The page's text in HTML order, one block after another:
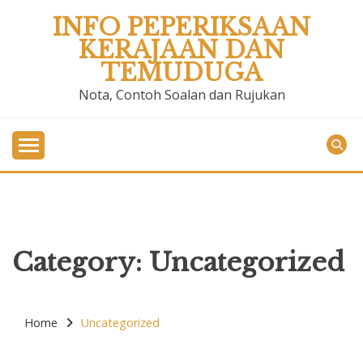
INFO PEPERIKSAAN
KERAJAAN DAN
TEMUDUGA
Nota, Contoh Soalan dan Rujukan
Category: Uncategorized
Home Uncategorized